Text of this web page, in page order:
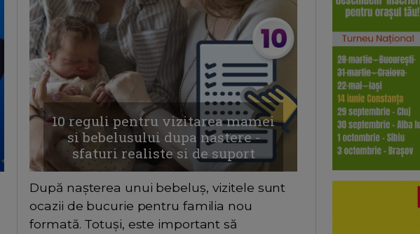
10 reguli pentru vizitarea mamei
si bebelusului dupa nastere -
sfaturi realiste si de suport
După nașterea unui bebeluș, vizitele sunt
ocazii de bucurie pentru familia nou
formată. Totuși, este important să